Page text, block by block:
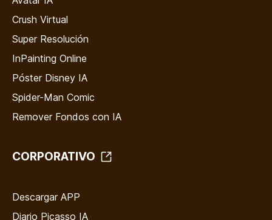
Crush Virtual
Super Resolución
InPainting Online
Póster Disney IA
Spider-Man Comic
Remover Fondos con IA
CORPORATIVO
Descargar APP
Diario Picasso IA